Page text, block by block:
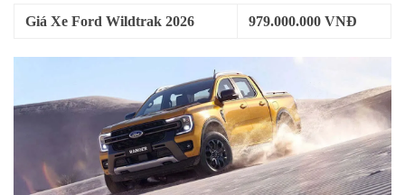
Giá Xe Ford Wildtrak 2026 979.000.000 VNĐ